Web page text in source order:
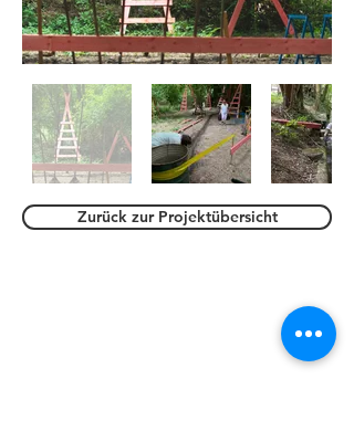
Zurück zur Projektübersicht